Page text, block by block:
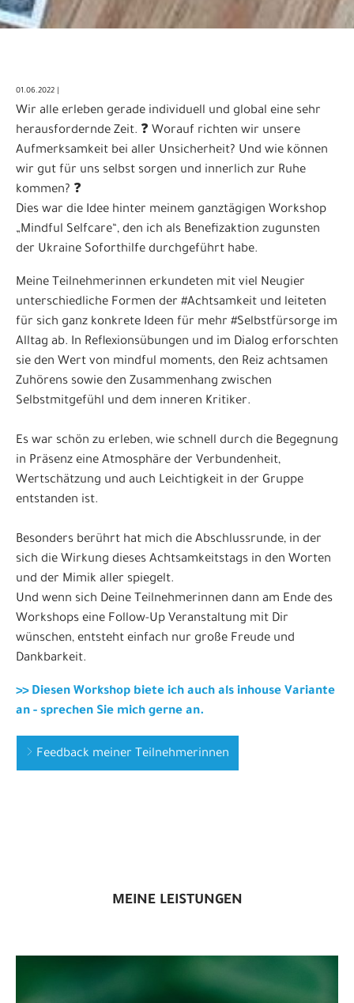
01.06.2022 |
Wir alle erleben gerade individuell und global eine sehr
herausfordernde Zeit. ❓ Worauf richten wir unsere
Aufmerksamkeit bei aller Unsicherheit? Und wie können
wir gut für uns selbst sorgen und innerlich zur Ruhe
kommen? ❓
Dies war die Idee hinter meinem ganztägigen Workshop
„Mindful Selfcare“, den ich als Benefizaktion zugunsten
der Ukraine Soforthilfe durchgeführt habe.
Meine Teilnehmerinnen erkundeten mit viel Neugier
unterschiedliche Formen der #Achtsamkeit und leiteten
für sich ganz konkrete Ideen für mehr #Selbstfürsorge im
Alltag ab. In Reflexionsübungen und im Dialog erforschten
sie den Wert von mindful moments, den Reiz achtsamen
Zuhörens sowie den Zusammenhang zwischen
Selbstmitgefühl und dem inneren Kritiker.
Es war schön zu erleben, wie schnell durch die Begegnung
in Präsenz eine Atmosphäre der Verbundenheit,
Wertschätzung und auch Leichtigkeit in der Gruppe
entstanden ist.
Besonders berührt hat mich die Abschlussrunde, in der
sich die Wirkung dieses Achtsamkeitstags in den Worten
und der Mimik aller spiegelt.
Und wenn sich Deine Teilnehmerinnen dann am Ende des
Workshops eine Follow-Up Veranstaltung mit Dir
wünschen, entsteht einfach nur große Freude und
Dankbarkeit.
>> Diesen Workshop biete ich auch als inhouse Variante
an - sprechen Sie mich gerne an.
Feedback meiner Teilnehmerinnen
MEINE LEISTUNGEN